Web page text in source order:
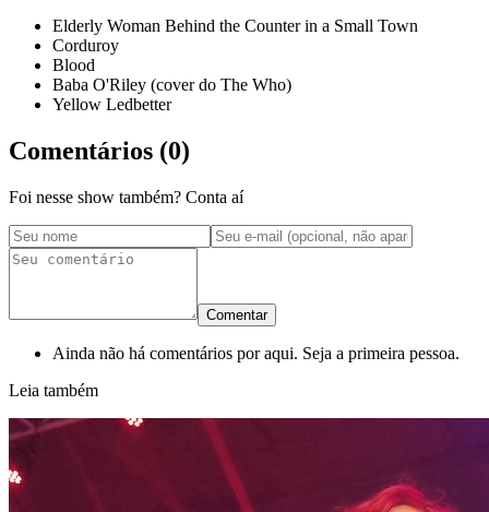
Elderly Woman Behind the Counter in a Small Town
Corduroy
Blood
Baba O'Riley (cover do The Who)
Yellow Ledbetter
Comentários (0)
Foi nesse show também? Conta aí
Comentar
Ainda não há comentários por aqui. Seja a primeira pessoa.
Leia também